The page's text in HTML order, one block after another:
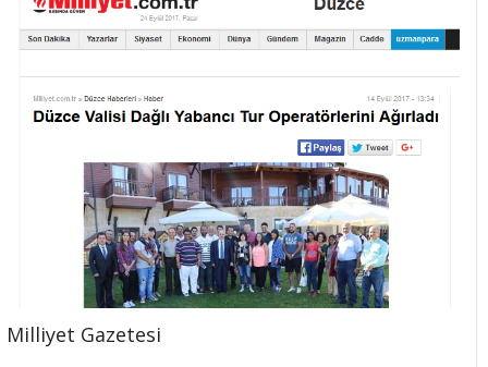
Milliyet Gazetesi